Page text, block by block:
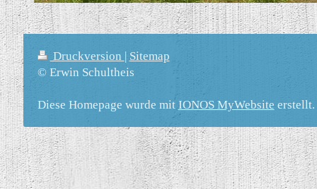
Druckversion
Sitemap
© Erwin Schultheis
Diese Homepage wurde mit IONOS MyWebsite erstellt.